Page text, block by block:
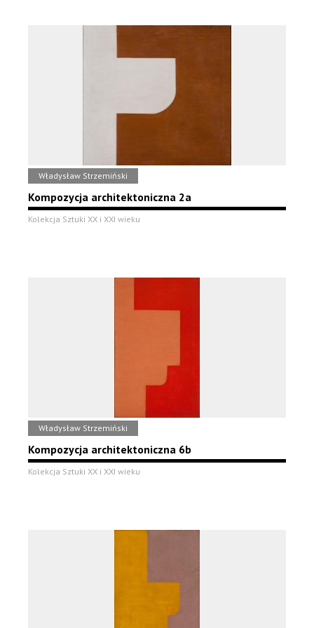
Władysław Strzemiński
Kompozycja architektoniczna 2a
Kolekcja Sztuki XX i XXI wieku
Władysław Strzemiński
Kompozycja architektoniczna 6b
Kolekcja Sztuki XX i XXI wieku